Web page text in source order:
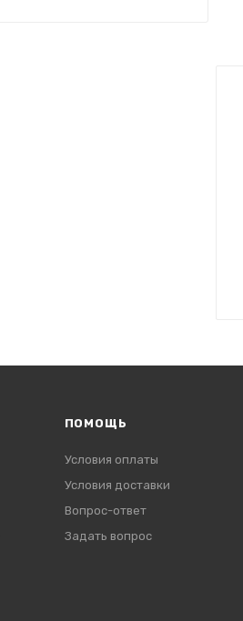
ПОМОЩЬ
Условия оплаты
Условия доставки
Вопрос-ответ
Задать вопрос